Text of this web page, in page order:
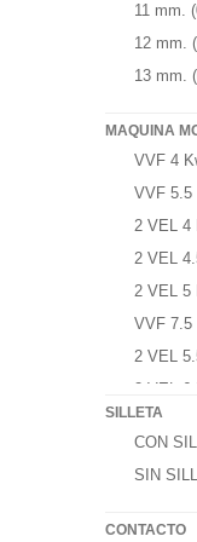
INSEL
INSEL
INSEL
PAGMO
PAGMO
11 mm.
12 mm.
13 mm.
MAQUINA
VVF 4
VVF 5.5
2 VEL 4
2 VEL
2 VEL 5
VVF 7.5
2 VEL
2 VEL 6
2 VEL
VVF 11
SILLETA
CON
SIN
CONTACTO